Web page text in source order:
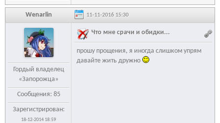
Wenarlin 11-11-2016 15:30
Гордый владелец
«Запорожца»
Сообщения: 85
Зарегистрирован:
18-12-2014 18:59
Что мне срачи и обидки...
прошу прощения, я иногда слишком упрям
давайте жить дружно